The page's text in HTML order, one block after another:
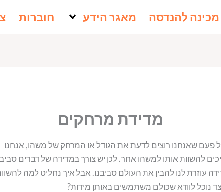
מכינה להנדסה מאגר הידע חוברות
מדידת מרחקים
פעם שאנחנו רוצים לדעת את הגודל או המרחק של משהו, אנחנו
להשוות אותו למשהו אחר. לכן יש צורך במדידה של דברים
עוזרת לנו להבין את העולם סביבנו. אבל איך נחליט למה
נוכל לוודא שכולם משתמשים באותן מידות?